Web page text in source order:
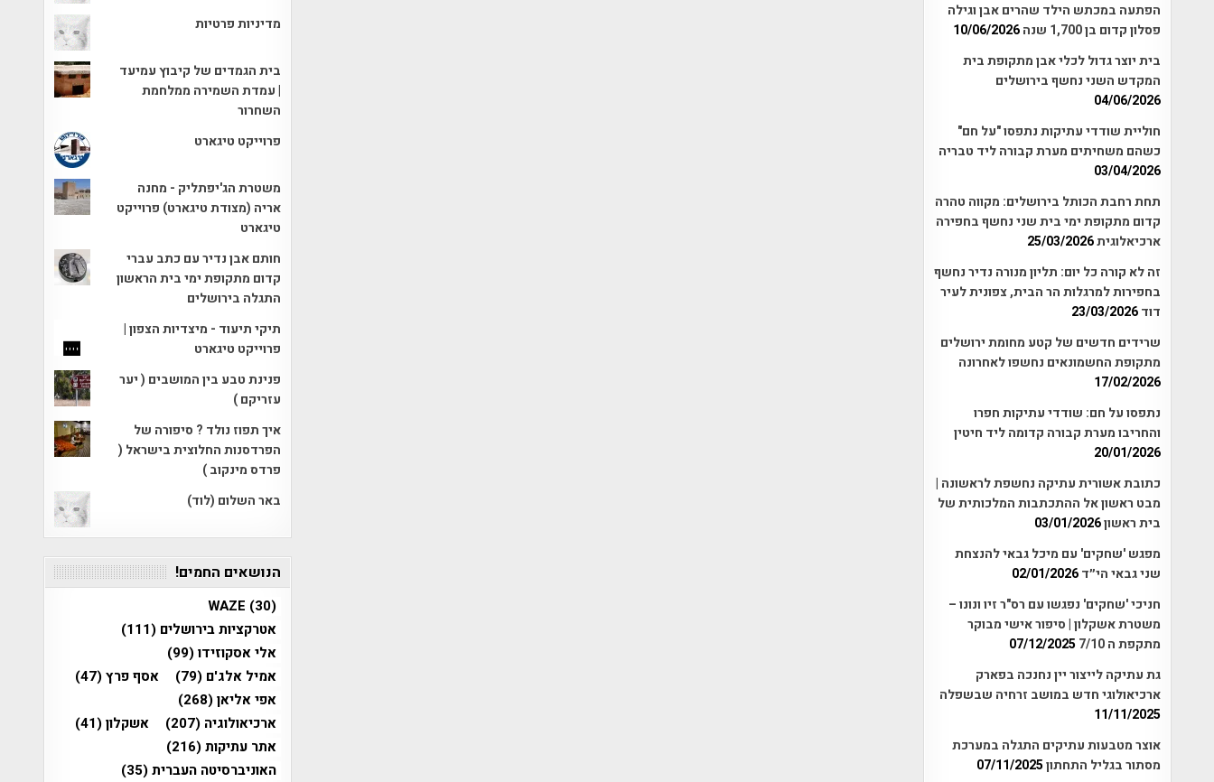
הפתעה במכתש הילד שהרים אבן וגילה
פסלון קדום בן 1,700 שנה
10/06/2026
בית יוצר גדול לכלי אבן מתקופת בית
המקדש השני נחשף בירושלים
04/06/2026
חוליית שודדי עתיקות נתפסו "על חם"
כשהם משחיתים מערת קבורה ליד טבריה
03/04/2026
תחת רחבת הכותל בירושלים: מקווה טהרה
קדום מתקופת ימי בית שני נחשף בחפירה
ארכיאלוגית25/03/2026
זה לא קורה כל יום: תליון מנורה נדיר נחשף
בחפירות למרגלות הר הבית, צפונית לעיר
דוד23/03/2026
שרידים חדשים של קטע מחומת ירושלים
מתקופת החשמונאים נחשפו לאחרונה
17/02/2026
נתפסו על חם: שודדי עתיקות חפרו
והחריבו מערת קבורה קדומה ליד חיטין
20/01/2026
כתובת אשורית עתיקה נחשפת לראשונה |
מבט ראשון אל ההתכתבות המלכותית של
בית ראשון03/01/2026
מפגש 'שחקים' עם מיכל גבאי להנצחת
שני גבאי הי״ד02/01/2026
חניכי 'שחקים' נפגשו עם רס"ר זיו ונונו –
משטרת אשקלון | סיפור אישי מבוקר
מתקפת ה 7/10
07/12/2025
גת עתיקה לייצור יין נחנכה בפארק
ארכיאולוגי חדש במושב זרחיה שבשפלה
11/11/2025
אוצר מטבעות עתיקים התגלה במערכת
מסתור בגליל התחתון07/11/2025
מדיניות פרטיות
בית הגמדים של קיבוץ עמיעד
| עמדת השמירה ממלחמת
השחרור
פרוייקט טיגארט
משטרת הג'יפתליק - מחנה
אריה (מצודת טיגארט) פרוייקט
טיגארט
חותם אבן נדיר עם כתב עברי
קדום מתקופת ימי בית הראשון
התגלה בירושלים
תיקי תיעוד - מיצדיות הצפון |
פרוייקט טיגארט
פנינת טבע בין המושבים ( יער
עזריקם )
איך תפוז נולד ? סיפורה של
הפרדסנות החלוצית בישראל (
פרדס מינקוב )
באר השלום (לוד)
הנושאים החמים!
WAZE (30)
אטרקציות בירושלים (111)
אלי אסקוזידו(99)
אמיל אלג'ם (79) אסף פרץ(47)
אפי אליאן(268)
ארכיאולוגיה (207) אשקלון(41)
אתר עתיקות(216)
האוניברסיטה העברית(35)